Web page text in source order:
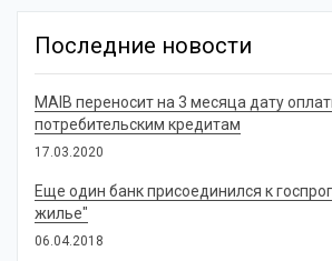
Последние новости
MAIB переносит на 3 месяца дату
потребительским кредитам
17.03.2020
Еще один банк присоединился к
жилье"
06.04.2018